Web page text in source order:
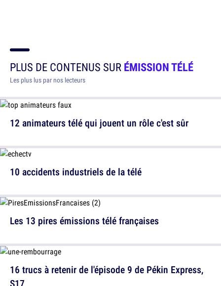
PLUS DE CONTENUS SURÉMISSION TÉLÉ
Les plus lus par nos lecteurs
12 animateurs télé qui jouent un rôle c'est sûr
Les 13 pires émissions télé françaises
10 accidents industriels de la télé
16 trucs à retenir de l'épisode 9 de Pékin Express,